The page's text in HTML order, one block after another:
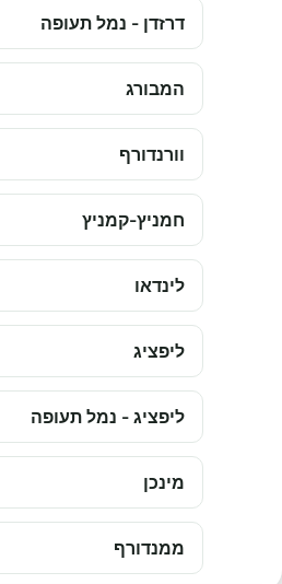
דרזדן - נמל תעופה
המבורג
וורנדורף
חמניץ-קמניץ
לינדאו
ליפציג
ליפציג - נמל תעופה
מינכן
ממנדורף